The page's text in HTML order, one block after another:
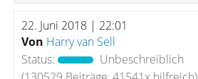
22. Juni 2018 | 22:01
Von Harry van Sell
Status:
Unbeschreiblich